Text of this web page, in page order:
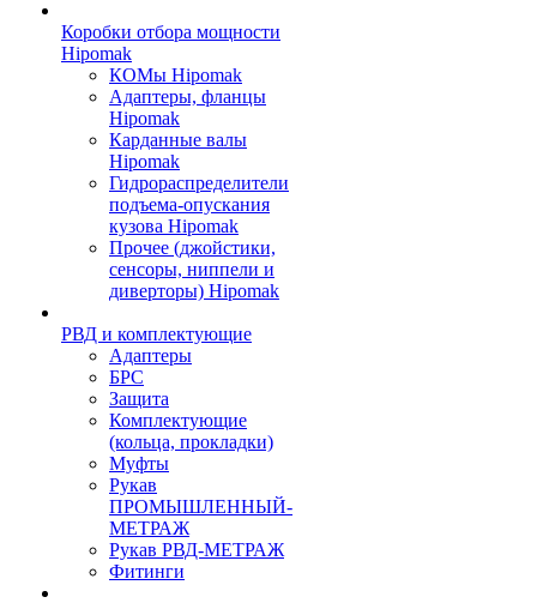
Коробки отбора мощности
Hipomak
КОМы Hipomak
Адаптеры, фланцы
Hipomak
Карданные валы
Hipomak
Гидрораспределители
подъема-опускания
кузова Hipomak
Прочее (джойстики,
сенсоры, ниппели и
диверторы) Hipomak
РВД и комплектующие
Адаптеры
БРС
Защита
Комплектующие
(кольца, прокладки)
Муфты
Рукав
ПРОМЫШЛЕННЫЙ-
МЕТРАЖ
Рукав РВД-МЕТРАЖ
Фитинги